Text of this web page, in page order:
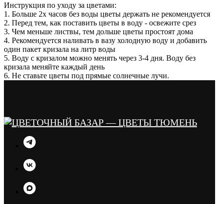
Инструкция по уходу за цветами:
1. Больше 2х часов без воды цветы держать не рекомендуется
2. Перед тем, как поставить цветы в воду - освежите срез
3. Чем меньше листвы, тем дольше цветы простоят дома
4. Рекомендуется наливать в вазу холодную воду и добавить
один пакет кризала на литр воды
5. Воду с кризалом можно менять через 3-4 дня. Воду без
кризала меняйте каждый день
6. Не ставьте цветы под прямые солнечные лучи.